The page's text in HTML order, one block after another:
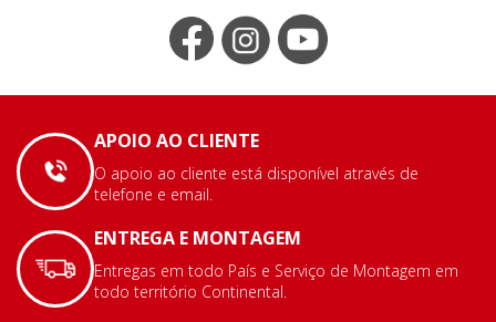
APOIO AO CLIENTE
O apoio ao cliente está disponível através de
telefone e email.
ENTREGA E MONTAGEM
Entregas em todo País e Serviço de Montagem em
todo território Continental.